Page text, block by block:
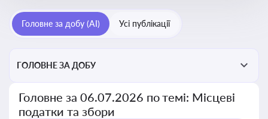
Головне за добу (AI) Усі публікації
ГОЛОВНЕ ЗА ДОБУ
Головне за 06.07.2026 по темі: Місцеві
податки та збори